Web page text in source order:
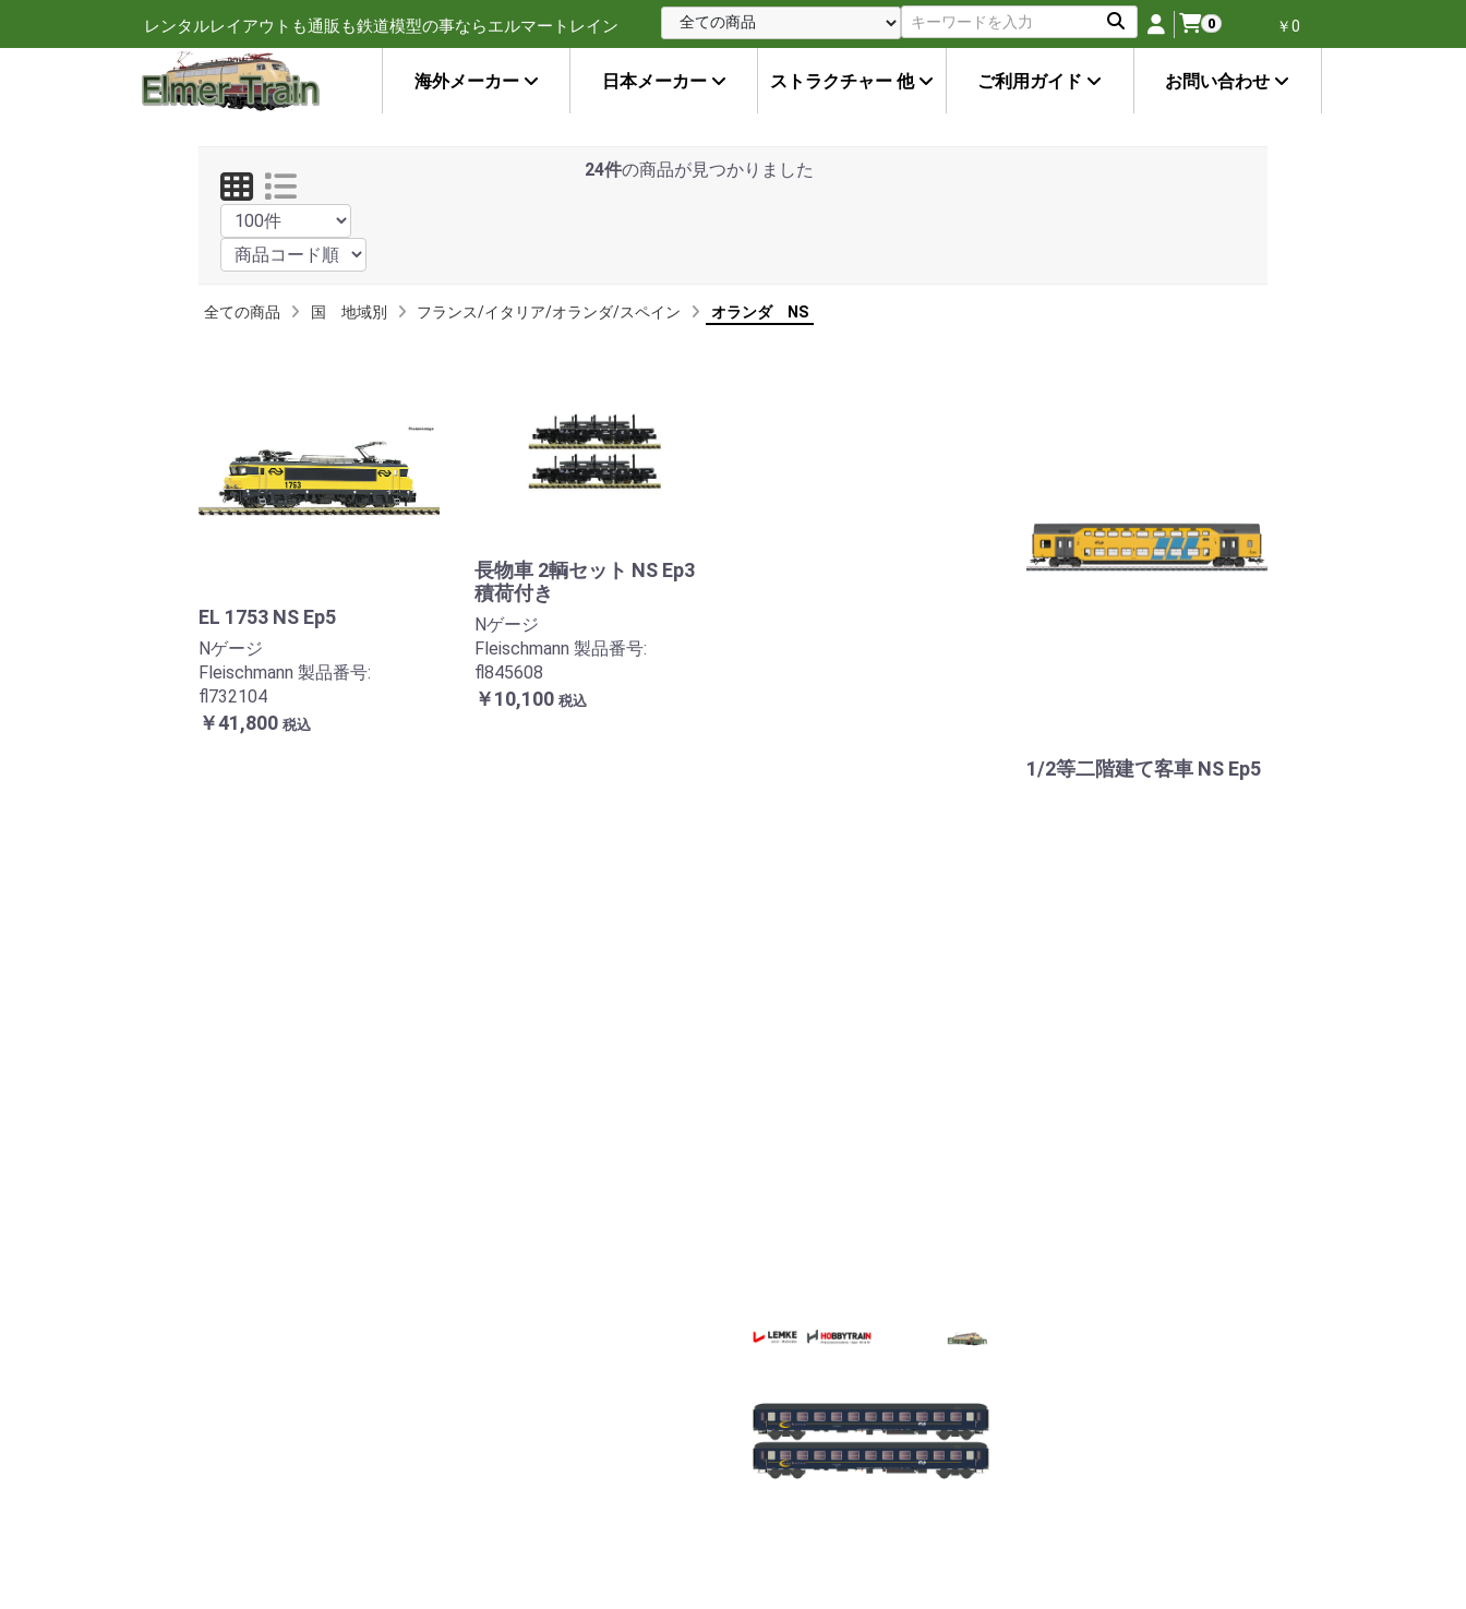
レンタルレイアウトも通販も鉄道模型の事ならエルマートレイン 0 ￥0
海外メーカー 日本メーカー ストラクチャー 他 ご利用ガイド お問い合わせ
24件の商品が見つかりました
全ての商品 国 地域別 フランス/イタリア/オランダ/スペイン オランダ NS
EL 1753 NS Ep5
Nゲージ
Fleischmann 製品番号:
fl732104
￥41,800 税込
長物車 2輌セット NS Ep3
積荷付き
Nゲージ
Fleischmann 製品番号:
fl845608
￥10,100 税込
1/2等二階建て客車 NS Ep5